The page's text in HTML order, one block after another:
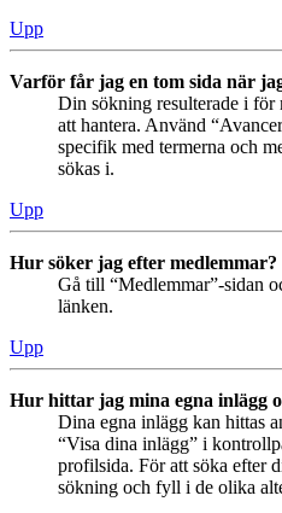
Upp
Varför får jag en tom sida när
Din sökning resulterade i för
att hantera. Använd
specifik med termerna och
sökas i.
Upp
Hur söker jag efter medlemmar?
Gå till “Medlemmar”-sidan
länken.
Upp
Hur hittar jag mina egna inlägg
Dina egna inlägg kan hittas
“Visa dina inlägg” i
profilsida. För att söka efter
sökning och fyll i de olika